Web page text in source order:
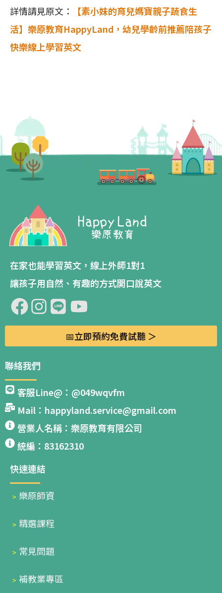
詳情請見原文：
【素小妹的育兒媽寶親子蔬食生
活】 樂原教育HappyLand，幼兒學齡前推薦陪孩子
快樂線上學習英文
在家也能學習英文，線上外師1對1
讓孩子用自然、有趣的方式開口說英文
📅立即預約免費試聽 ＞
聯絡我們
客服Line@：@049wqvfm
Mail：happyland.service@gmail.com
營業人名稱：樂原教育有限公司
統編：83162310
快速連結
﹥ 樂原師資
﹥ 精選課程
﹥ 常見問題
﹥ 補教業專區